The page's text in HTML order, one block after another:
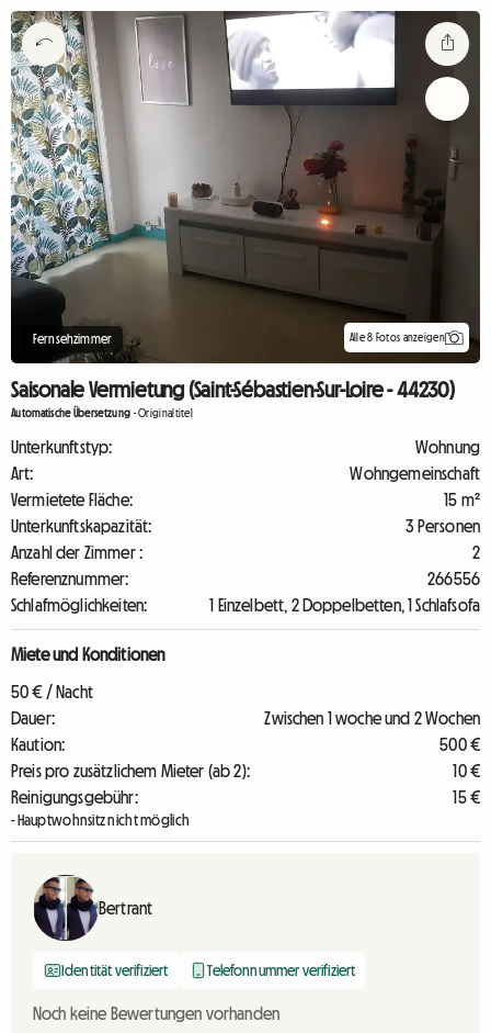
Fernsehzimmer Alle 8 Fotos anzeigen
Saisonale Vermietung (Saint-Sébastien-Sur-Loire - 44230)
Automatische Übersetzung -Originaltitel
Unterkunftstyp:
Wohnung
Art:
Wohngemeinschaft
Vermietete Fläche:
15 m²
Unterkunftskapazität:
3 Personen
Anzahl der Zimmer :
2
Referenznummer:
266556
Schlafmöglichkeiten:
1 Einzelbett, 2 Doppelbetten, 1 Schlafsofa
Miete und Konditionen
50 € / Nacht
Dauer:
Zwischen 1 woche und 2 Wochen
Kaution:
500 €
Preis pro zusätzlichem Mieter (ab 2):
10 €
Reinigungsgebühr:
15 €
- Hauptwohnsitz nicht möglich
Bertrant
Identität verifiziert Telefonnummer verifiziert
Noch keine Bewertungen vorhanden